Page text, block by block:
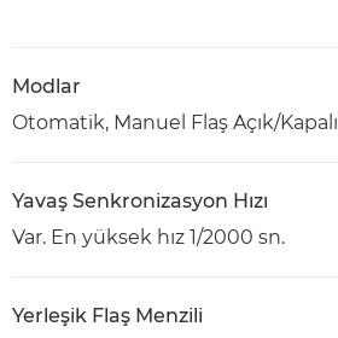
Modlar
Otomatik, Manuel Flaş Açık/Kapalı
Yavaş Senkronizasyon Hızı
Var. En yüksek hız 1/2000 sn.
Yerleşik Flaş Menzili